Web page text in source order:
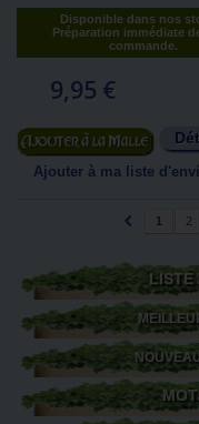
Disponible dans nos
Préparation immédiate
commande.
9,95 €
Ajouter au panier
Ajouter à ma liste
1 2
LISTE